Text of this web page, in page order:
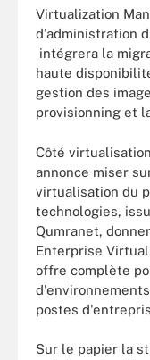
Virtualization
d'administration
intégrera la
haute
gestion des
provisionning et
Côté
annonce miser
virtualisation du
technologies,
Qumranet,
Enterprise
offre complète
postes
Sur le papier la